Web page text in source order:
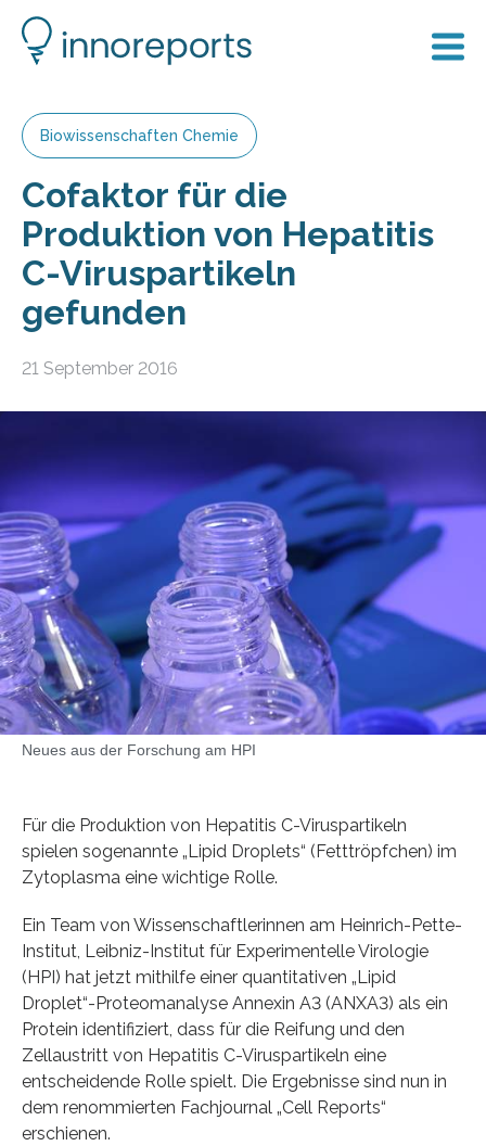
Biowissenschaften Chemie
Cofaktor für die
Produktion von Hepatitis
C-Viruspartikeln
gefunden
21 September 2016
Neues aus der Forschung am HPI
Für die Produktion von Hepatitis C-Viruspartikeln
spielen sogenannte „Lipid Droplets“ (Fetttröpfchen) im
Zytoplasma eine wichtige Rolle.
Ein Team von Wissenschaftlerinnen am Heinrich-Pette-
Institut, Leibniz-Institut für Experimentelle Virologie
(HPI) hat jetzt mithilfe einer quantitativen „Lipid
Droplet“-Proteomanalyse Annexin A3 (ANXA3) als ein
Protein identifiziert, dass für die Reifung und den
Zellaustritt von Hepatitis C-Viruspartikeln eine
entscheidende Rolle spielt. Die Ergebnisse sind nun in
dem renommierten Fachjournal „Cell Reports“
erschienen.